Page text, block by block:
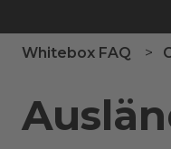
Whitebox FAQ